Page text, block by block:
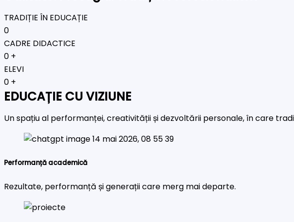
TRADIȚIE ÎN EDUCAȚIE
0
CADRE DIDACTICE
0 +
ELEVI
0 +
EDUCAȚIE CU VIZIUNE
Un spațiu al performanței, creativității și dezvoltării personale, în care
Performanță academică
Rezultate, performanță și generații care merg mai departe.